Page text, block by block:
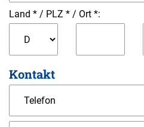
Land * / PLZ * / Ort *:
Kontakt